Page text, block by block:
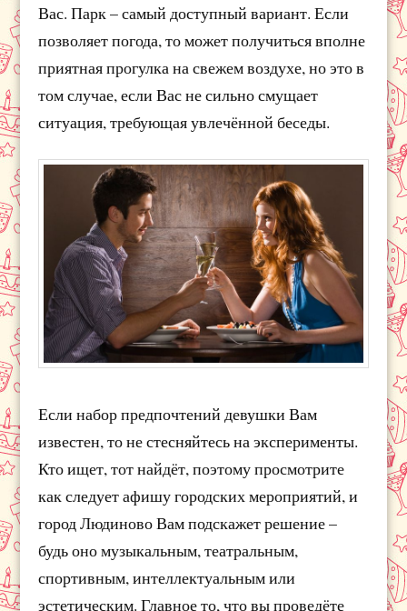
Вас. Парк – самый доступный вариант. Если
позволяет погода, то может получиться вполне
приятная прогулка на свежем воздухе, но это в
том случае, если Вас не сильно смущает
ситуация, требующая увлечённой беседы.
Если набор предпочтений девушки Вам
известен, то не стесняйтесь на эксперименты.
Кто ищет, тот найдёт, поэтому просмотрите
как следует афишу городских мероприятий, и
город Людиново Вам подскажет решение –
будь оно музыкальным, театральным,
спортивным, интеллектуальным или
эстетическим. Главное то, что вы проведёте